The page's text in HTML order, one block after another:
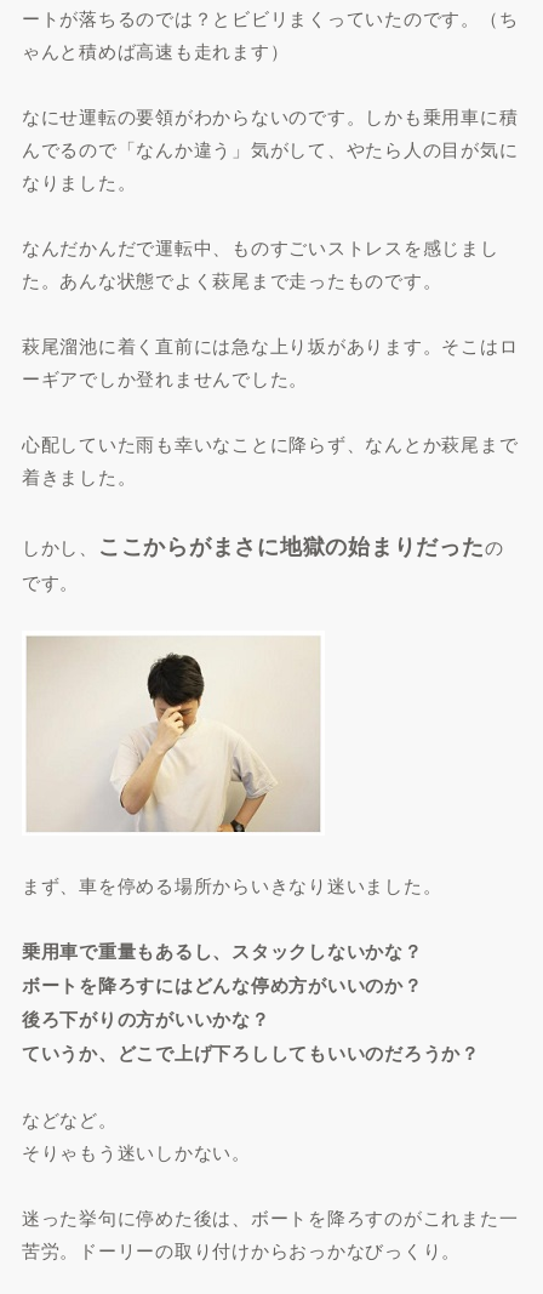
ートが落ちるのでは？とビビリまくっていたのです。（ち
ゃんと積めば高速も走れます）
なにせ運転の要領がわからないのです。しかも乗用車に積
んでるので「なんか違う」気がして、やたら人の目が気に
なりました。
なんだかんだで運転中、ものすごいストレスを感じまし
た。あんな状態でよく萩尾まで走ったものです。
萩尾溜池に着く直前には急な上り坂があります。そこはロ
ーギアでしか登れませんでした。
心配していた雨も幸いなことに降らず、なんとか萩尾まで
着きました。
しかし、 ここからがまさに地獄の始まりだったの
です。
まず、車を停める場所からいきなり迷いました。
乗用車で重量もあるし、スタックしないかな？
ボートを降ろすにはどんな停め方がいいのか？
後ろ下がりの方がいいかな？
ていうか、どこで上げ下ろししてもいいのだろうか？
などなど。
そりゃもう迷いしかない。
迷った挙句に停めた後は、ボートを降ろすのがこれまた一
苦労。ドーリーの取り付けからおっかなびっくり。